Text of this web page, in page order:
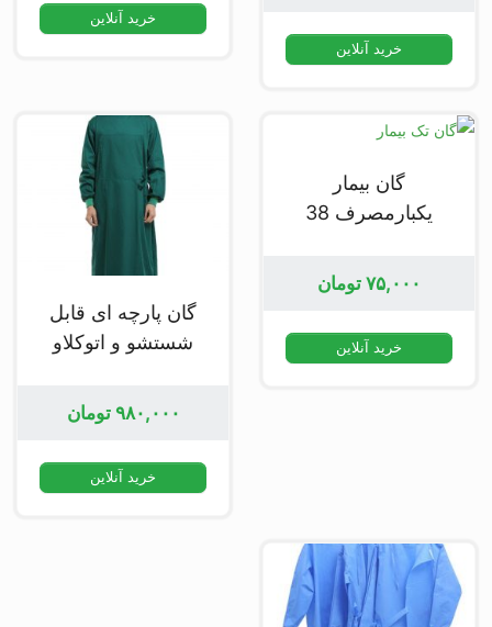
خرید آنلاین
خرید آنلاین
گان بیمار
یکبارمصرف 38
۷۵,۰۰۰تومان
خرید آنلاین
گان پارچه ای قابل
شستشو و اتوکلاو
۹۸۰,۰۰۰ تومان
خرید آنلاین